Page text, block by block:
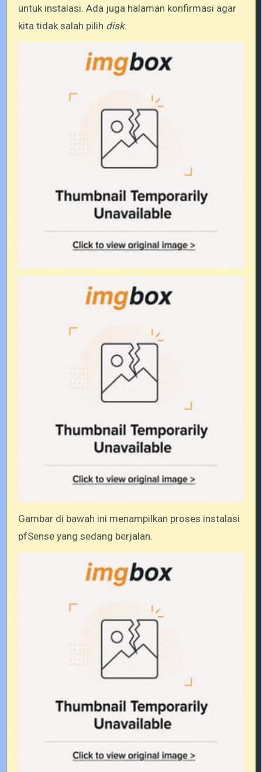
untuk instalasi. Ada juga halaman konfirmasi agar
kita tidak salah pilih disk.
Gambar di bawah ini menampilkan proses instalasi
pfSense yang sedang berjalan.